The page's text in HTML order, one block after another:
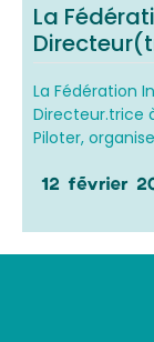
La
La Fédération
Directeur.trice
Piloter,
12 février